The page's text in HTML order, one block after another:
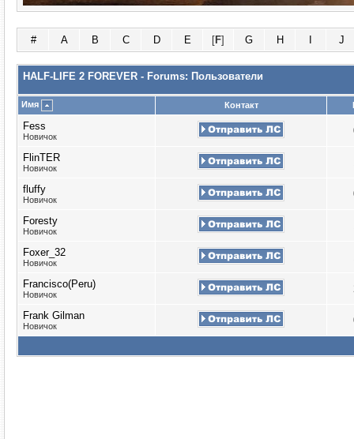
# A B C D E [F] G H J
HALF-LIFE 2 FOREVER - Forums: Пользователи
Имя Контакт
Fess
Новичок
FlinTER
Новичок
fluffy
Новичок
Foresty
Новичок
Foxer_32
Новичок
Francisco(Peru)
Новичок
Frank Gilman
Новичок